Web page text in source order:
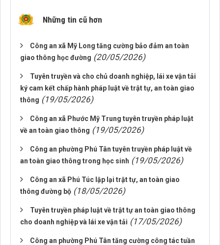
Những tin cũ hơn
Công an xã Mỹ Long tăng cường bảo đảm an toàn
giao thông học đường (20/05/2026)
Tuyên truyền và cho chủ doanh nghiệp, lái xe vận tải
ký cam kết chấp hành pháp luật về trật tự, an toàn giao
thông (19/05/2026)
Công an xã Phước Mỹ Trung tuyên truyền pháp luật
về an toàn giao thông (19/05/2026)
Công an phường Phú Tân tuyên truyền pháp luật về
an toàn giao thông trong học sinh (19/05/2026)
Công an xã Phú Túc lập lại trật tự, an toàn giao
thông đường bộ (18/05/2026)
Tuyên truyền pháp luật về trật tự an toàn giao thông
cho doanh nghiệp và lái xe vận tải (17/05/2026)
Công an phường Phú Tân tăng cường công tác tuần